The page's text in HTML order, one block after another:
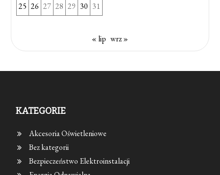
25 26 27 28 29 30 31
« lip wrz »
KATEGORIE
Akcesoria Oświetleniowe
Bez kategorii
Bezpieczeństwo Elektroinstalacji